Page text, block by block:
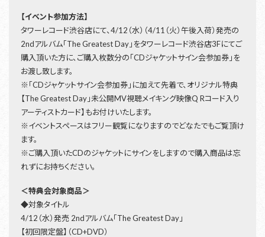
【イベント参加方法】
タワーレコード渋谷店にて、4/12（水）（4/11（火）午後入荷）発売の
2ndアルバム「The Greatest Day」をタワーレコード渋谷店3Fにてご
購入頂いた方に、ご購入枚数分の「CDジャケットサイン会参加券」を
お渡し致します。
※「CDジャケットサイン会参加券」に加えて先着で、オリジナル特典
【The Greatest Day」未公開MV視聴メイキング映像Q Rコード入り
アーティストカード】もお付けいたします。
※イベントスペースはフリー観覧になりますのでどなたでもご覧頂け
ます。
※ご購入頂いたCDのジャケットにサインをしますので購入商品は忘
れずにお持ちください。
＜特典会対象商品＞
◆対象タイトル
4/12（水）発売 2ndアルバム「The Greatest Day」
【初回限定盤】（CD+DVD）